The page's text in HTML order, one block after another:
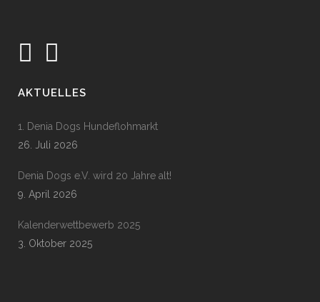
AKTUELLES
1. Denia Dogs Hundeflohmarkt
26. Juli 2026
Denia Dogs e.V. wird 20 Jahre alt!
9. April 2026
Kalenderwettbewerb 2025
3. Oktober 2025